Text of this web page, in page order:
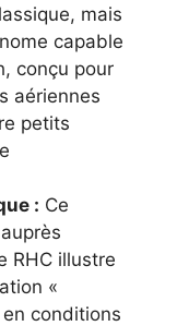
mais
capable
conçu pour
aériennes
petits
: Ce
RHC illustre
«
conditions